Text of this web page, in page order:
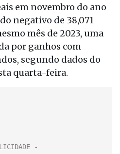
em novembro do ano
negativo de 38,071
mês de 2023, uma
por ganhos com
segundo dados do
quarta-feira.